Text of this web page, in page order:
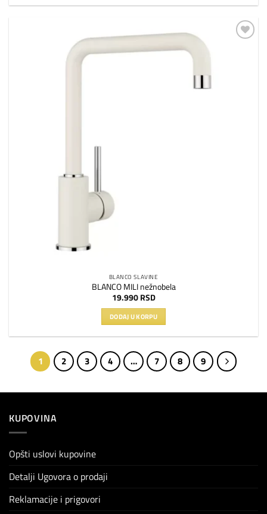
BLANCO SLAVINE
BLANCO MILI nežnobela
19.990 RSD
DODAJ U KORPU
1 2 3 4 … 7 8 9
KUPOVINA
Opšti uslovi kupovine
Detalji Ugovora o prodaji
Reklamacije i prigovori